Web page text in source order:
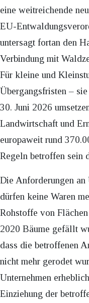
eine weitreichende
EU-
untersagt fortan den
Verbindung mit
Für kleine und
Übergangsfristen –
30. Juni 2026
Landwirtschaft und
europaweit rund
Regeln betroffen sein
Die Anforderungen an
dürfen keine Waren
Rohstoffe von
2020 Bäume gefällt
dass die betroffenen
nicht mehr gerodet
Unternehmen
Einziehung der